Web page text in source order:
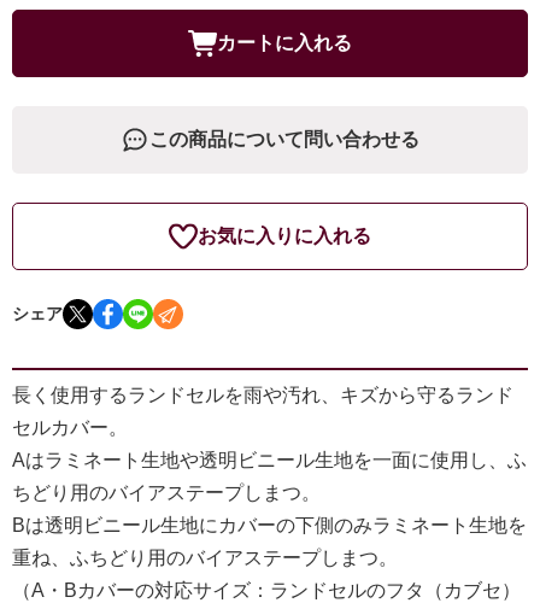
カートに入れる
この商品について問い合わせる
お気に入りに入れる
シェア
長く使用するランドセルを雨や汚れ、キズから守るランド
セルカバー。
Aはラミネート生地や透明ビニール生地を一面に使用し、ふ
ちどり用のバイアステープしまつ。
Bは透明ビニール生地にカバーの下側のみラミネート生地を
重ね、ふちどり用のバイアステープしまつ。
（A・Bカバーの対応サイズ：ランドセルのフタ（カブセ）